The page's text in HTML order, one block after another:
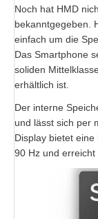
Noch hat HMD
bekanntgegeben.
einfach um die
Das Smartphone
soliden
erhältlich ist.
Der interne
und lässt sich per
Display bietet
90 Hz und erreicht